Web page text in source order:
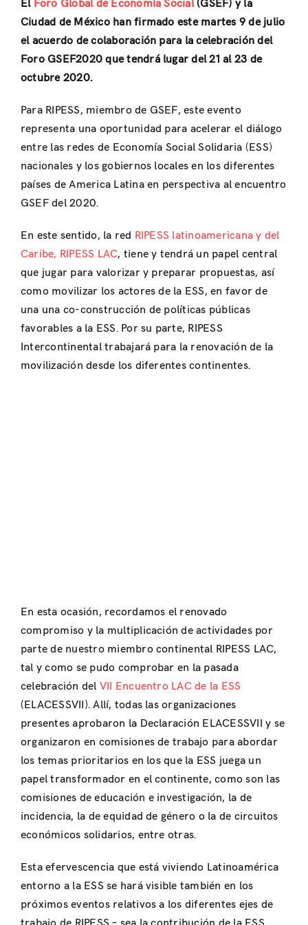
ElForo Global de Economía Social(GSEF) y la
Ciudad de México han firmado este martes 9 de julio
el acuerdo de colaboración para la celebración del
Foro GSEF2020 que tendrá lugar del 21 al 23 de
octubre 2020.
Para RIPESS, miembro de GSEF, este evento
representa una oportunidad para acelerar el diálogo
entre las redes de Economía Social Solidaria (ESS)
nacionales y los gobiernos locales en los diferentes
países de America Latina en perspectiva al encuentro
GSEF del 2020.
En este sentido, la red RIPESS latinoamericana y del
Caribe, RIPESS LAC, tiene y tendrá un papel central
que jugar para valorizar y preparar propuestas, así
como movilizar los actores de la ESS, en favor de
una una co-construcción de políticas públicas
favorables a la ESS. Por su parte, RIPESS
Intercontinental trabajará para la renovación de la
movilización desde los diferentes continentes.
En esta ocasión, recordamos el renovado
compromiso y la multiplicación de actividades por
parte de nuestro miembro continental RIPESS LAC,
tal y como se pudo comprobar en la pasada
celebración del VII Encuentro LAC de la ESS
(ELACESSVII). Allí, todas las organizaciones
presentes aprobaron la Declaración ELACESSVII y se
organizaron en comisiones de trabajo para abordar
los temas prioritarios en los que la ESS juega un
papel transformador en el continente, como son las
comisiones de educación e investigación, la de
incidencia, la de equidad de género o la de circuitos
económicos solidarios, entre otras.
Esta efervescencia que está viviendo Latinoamérica
entorno a la ESS se hará visible también en los
próximos eventos relativos a los diferentes ejes de